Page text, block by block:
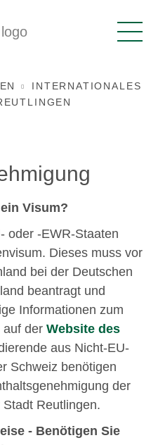
INTERNATIONALES
Visum?
oder -EWR-Staaten
Dieses muss vor
bei der Deutschen
beantragt und
Informationen zum
auf der Website des
aus Nicht-EU-
Schweiz benötigen
der
Reutlingen.
- Benötigen Sie